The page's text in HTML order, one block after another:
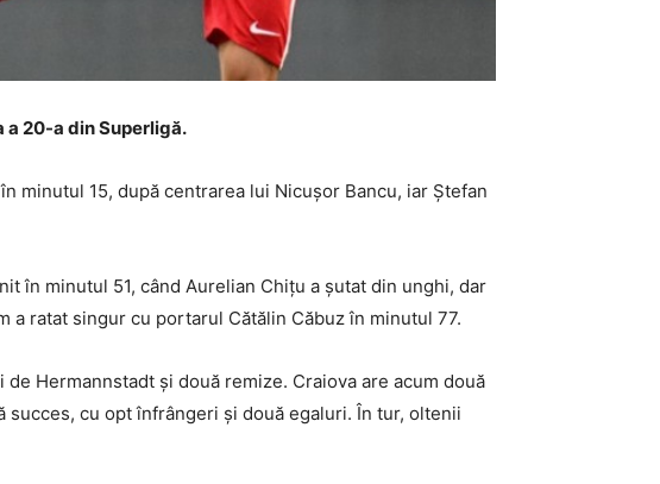
a 20-a din Superligă.
minutul 15, după centrarea lui Nicușor Bancu, iar Ștefan
în minutul 51, când Aurelian Chițu a șutat din unghi, dar
a ratat singur cu portarul Cătălin Căbuz în minutul 77.
Hermannstadt și două remize. Craiova are acum două
cu opt înfrângeri și două egaluri. În tur, oltenii